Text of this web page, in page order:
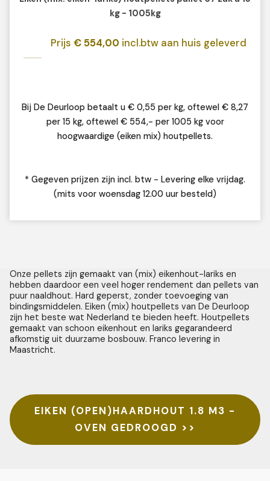
kg - 1005kg
Prijs € 554,00 incl.btw aan huis geleverd
Bij De Deurloop betaalt u € 0,55 per kg, oftewel € 8,27
per 15 kg, oftewel € 554,- per 1005 kg voor
hoogwaardige (eiken mix) houtpellets.
* Gegeven prijzen zijn incl. btw - Levering elke vrijdag.
(mits voor woensdag 12.00 uur besteld)
Onze pellets zijn gemaakt van (mix) eikenhout-lariks en
hebben daardoor een veel hoger rendement dan pellets van
puur naaldhout. Hard geperst, zonder toevoeging van
bindingsmiddelen. Eiken (mix) houtpellets van De Deurloop
zijn het beste wat Nederland te bieden heeft. Houtpellets
gemaakt van schoon eikenhout en lariks gegarandeerd
afkomstig uit duurzame bosbouw. Franco levering in
Maastricht.
EIKEN (OPEN)HAARDHOUT 1.8 M3 -
OVEN GEDROOGD >>